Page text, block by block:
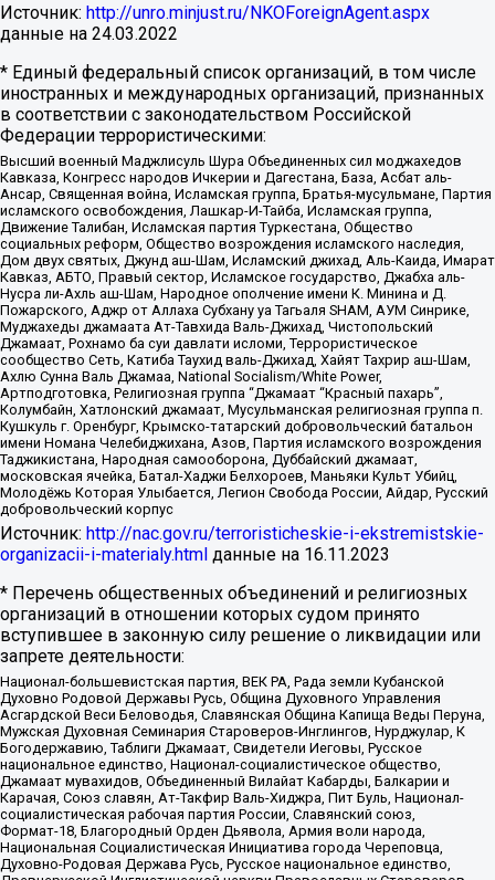
Источник: http://unro.minjust.ru/NKOForeignAgent.aspx
данные на 24.03.2022
* Единый федеральный список организаций, в том числе
иностранных и международных организаций, признанных
в соответствии с законодательством Российской
Федерации террористическими:
Высший военный Маджлисуль Шура Объединенных сил моджахедов
Кавказа, Конгресс народов Ичкерии и Дагестана, База, Асбат аль-
Ансар, Священная война, Исламская группа, Братья-мусульмане, Партия
исламского освобождения, Лашкар-И-Тайба, Исламская группа,
Движение Талибан, Исламская партия Туркестана, Общество
социальных реформ, Общество возрождения исламского наследия,
Дом двух святых, Джунд аш-Шам, Исламский джихад, Аль-Каида, Имарат
Кавказ, АБТО, Правый сектор, Исламское государство, Джабха аль-
Нусра ли-Ахль аш-Шам, Народное ополчение имени К. Минина и Д.
Пожарского, Аджр от Аллаха Субхану уа Тагьаля SHAM, АУМ Синрике,
Муджахеды джамаата Ат-Тавхида Валь-Джихад, Чистопольский
Джамаат, Рохнамо ба суи давлати исломи, Террористическое
сообщество Сеть, Катиба Таухид валь-Джихад, Хайят Тахрир аш-Шам,
Ахлю Сунна Валь Джамаа, National Socialism/White Power,
Артподготовка, Религиозная группа “Джамаат “Красный пахарь”,
Колумбайн, Хатлонский джамаат, Мусульманская религиозная группа п.
Кушкуль г. Оренбург, Крымско-татарский добровольческий батальон
имени Номана Челебиджихана, Азов, Партия исламского возрождения
Таджикистана, Народная самооборона, Дуббайский джамаат,
московская ячейка, Батал-Хаджи Белхороев, Маньяки Культ Убийц,
Молодёжь Которая Улыбается, Легион Свобода России, Айдар, Русский
добровольческий корпус
Источник: http://nac.gov.ru/terroristicheskie-i-ekstremistskie-
organizacii-i-materialy.html данные на 16.11.2023
* Перечень общественных объединений и религиозных
организаций в отношении которых судом принято
вступившее в законную силу решение о ликвидации или
запрете деятельности:
Национал-большевистская партия, ВЕК РА, Рада земли Кубанской
Духовно Родовой Державы Русь, Община Духовного Управления
Асгардской Веси Беловодья, Славянская Община Капища Веды Перуна,
Мужская Духовная Семинария Староверов-Инглингов, Нурджулар, К
Богодержавию, Таблиги Джамаат, Свидетели Иеговы, Русское
национальное единство, Национал-социалистическое общество,
Джамаат мувахидов, Объединенный Вилайат Кабарды, Балкарии и
Карачая, Союз славян, Ат-Такфир Валь-Хиджра, Пит Буль, Национал-
социалистическая рабочая партия России, Славянский союз,
Формат-18, Благородный Орден Дьявола, Армия воли народа,
Национальная Социалистическая Инициатива города Череповца,
Духовно-Родовая Держава Русь, Русское национальное единство,